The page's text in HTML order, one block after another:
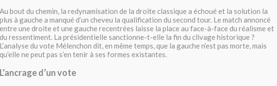
Au bout du chemin, la redynamisation de la droite classique a échoué et la solution la
plus à gauche a manqué d’un cheveu la qualification du second tour. Le match annoncé
entre une droite et une gauche recentrées laisse la place au face-à-face du réalisme et
du ressentiment. La présidentielle sanctionne-t-elle la fin du clivage historique ?
L’analyse du vote Mélenchon dit, en même temps, que la gauche n’est pas morte, mais
qu’elle ne peut pas s’en tenir à ses formes existantes.
L’ancrage d’un vote